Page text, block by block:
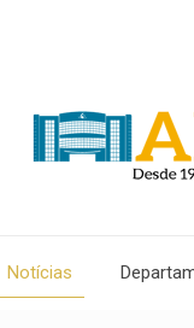
Notícias